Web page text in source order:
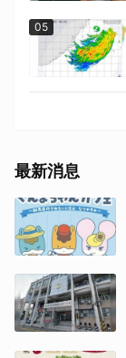
05
最新消息